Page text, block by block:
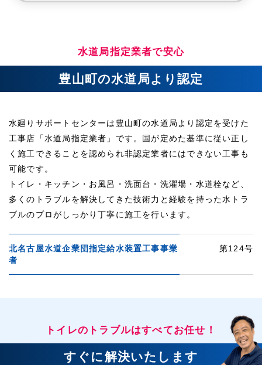
水道局指定業者で安心
豊山町の水道局より認定
水廻りサポートセンターは豊山町の水道局より認定を受けた
工事店「水道局指定業者」です。国が定めた基準に従い正し
く施工できることを認められ非認定業者にはできない工事も
可能です。
トイレ・キッチン・お風呂・洗面台・洗濯場・水道栓など、
多くのトラブルを解決してきた技術力と経験を持った水トラ
ブルのプロがしっかり丁寧に施工を行います。
北名古屋水道企業団指定給水装置工事事業
者
第124号
トイレのトラブルはすべてお任せ！
すぐに解決いたします